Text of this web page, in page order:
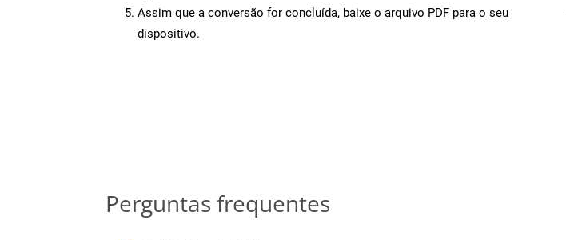
Assim que a conversão for concluída, baixe o arquivo PDF para o seu
dispositivo.
Perguntas frequentes